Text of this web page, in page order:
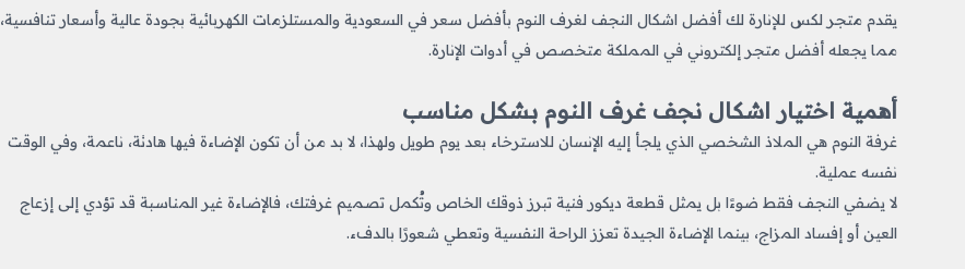
يقدم متجر لكس للإنارة لك أفضل اشكال النجف لغرف النوم بأفضل سعر في السعودية والمستلزمات الكهربائية بجودة عالية وأسعار تنافسية،
مما يجعله أفضل متجر إلكتروني في المملكة متخصص في أدوات الإنارة.
أهمية اختيار اشكال نجف غرف النوم بشكل مناسب
غرفة النوم هي الملاذ الشخصي الذي يلجأ إليه الإنسان للاسترخاء بعد يوم طويل ولهذا، لا بد من أن تكون الإضاءة فيها هادئة، ناعمة، وفي الوقت
نفسه عملية.
لا يضفي النجف فقط ضوءًا بل يمثل قطعة ديكور فنية تبرز ذوقك الخاص وتُكمل تصميم غرفتك، فالإضاءة غير المناسبة قد تؤدي إلى إزعاج
العين أو إفساد المزاج، بينما الإضاءة الجيدة تعزز الراحة النفسية وتعطي شعورًا بالدفء.